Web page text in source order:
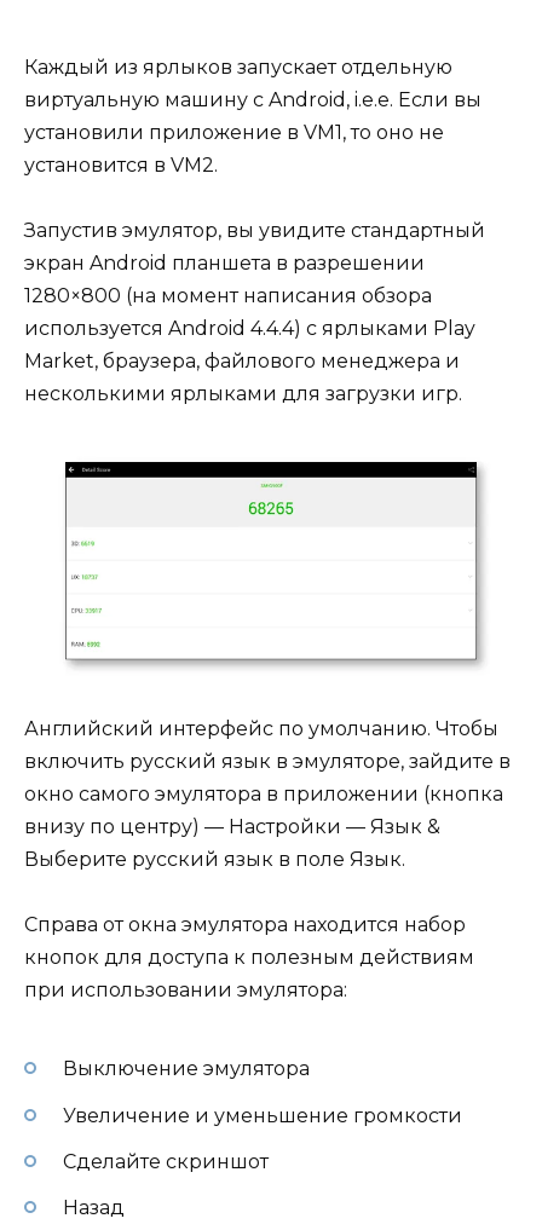
Каждый из ярлыков запускает отдельную
виртуальную машину с Android, i.e.е. Если вы
установили приложение в VM1, то оно не
установится в VM2.
Запустив эмулятор, вы увидите стандартный
экран Android планшета в разрешении
1280×800 (на момент написания обзора
используется Android 4.4.4) с ярлыками Play
Market, браузера, файлового менеджера и
несколькими ярлыками для загрузки игр.
Английский интерфейс по умолчанию. Чтобы
включить русский язык в эмуляторе, зайдите в
окно самого эмулятора в приложении (кнопка
внизу по центру) — Настройки — Язык &
Выберите русский язык в поле Язык.
Справа от окна эмулятора находится набор
кнопок для доступа к полезным действиям
при использовании эмулятора:
Выключение эмулятора
Увеличение и уменьшение громкости
Сделайте скриншот
Назад